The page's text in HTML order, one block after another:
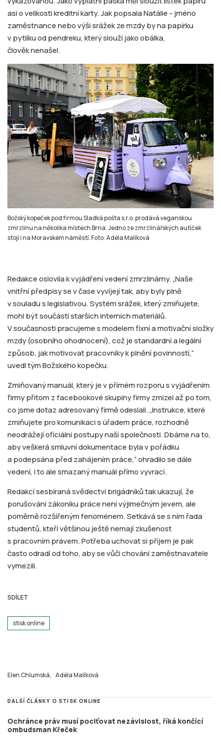
asi o velikosti kreditní karty. Jak popsala Natálie - jméno
zaměstnance nebo výši srážek ze mzdy by na papírku
v pytlíku od pendreku, který slouží jako obálka,
člověk nenašel.
Božský kopeček pod firmou Sladká pošta s.r.o. prodává veganskou
zmrzlinu na několika místech Brna. Jedno ze zmrzlinářských autíček
stojí i na Moravském náměstí. Foto: Adéla Malíková
Redakce oslovila k vyjádření vedení zmrzlinárny. „Naše
vnitřní předpisy se v čase vyvíjejí tak, aby byly plně
v souladu s legislativou. Systém srážek, který zmiňujete,
mohl být součástí starších interních materiálů.
V současnosti pracujeme s modelem fixní a motivační složky
mzdy (osobního ohodnocení), což je standardní a legální
způsob, jak motivovat pracovníky k plnění povinností,“
uvedl tým Božského kopečku.
Zmiňovaný manuál, který je v přímém rozporu s vyjádřením
firmy přitom z facebookové skupiny firmy zmizel až po tom,
co jsme dotaz adresovaný firmě odeslali. „Instrukce, které
zmiňujete pro komunikaci s úřadem práce, rozhodně
neodrážejí oficiální postupy naší společnosti. Dbáme na to,
aby veškerá smluvní dokumentace byla v pořádku
a podepsána před zahájením práce,“ ohradilo se dále
vedení, i to ale smazaný manuál přímo vyvrací.
Redakcí sesbíraná svědectví brigádníků tak ukazují, že
porušování zákoníku práce není výjimečným jevem, ale
poměrně rozšířeným fenoménem. Setkává se s ním řada
studentů, kteří většinou ještě nemají zkušenost
s pracovním právem. Potřeba uchovat si příjem je pak
často odradí od toho, aby se vůči chování zaměstnavatele
vymezili.
SDÍLET
stisk online
Elen Chlumská, Adéla Malíková
DALŠÍ ČLÁNKY O STISK ONLINE
Ochránce práv musí pociťovat nezávislost, říká končící
ombudsman Křeček